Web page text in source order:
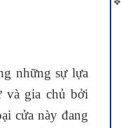
những sự lựa
và gia chủ bởi
cửa này đang